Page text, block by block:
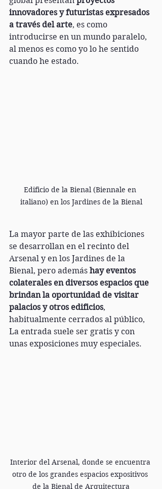
innovadores y futuristas expresados
a través del arte, es como
introducirse en un mundo paralelo,
al menos es como yo lo he sentido
cuando he estado.
Edificio de la Bienal (Biennale en
italiano) en los Jardines de la Bienal
La mayor parte de las exhibiciones
se desarrollan en el recinto del
Arsenal y en los Jardines de la
Bienal, pero además hay eventos
colaterales en diversos espacios que
brindan la oportunidad de visitar
palacios y otros edificios,
habitualmente cerrados al público,
La entrada suele ser gratis y con
unas exposiciones muy especiales.
Interior del Arsenal, donde se encuentra
otro de los grandes espacios expositivos
de la Bienal de Arquitectura